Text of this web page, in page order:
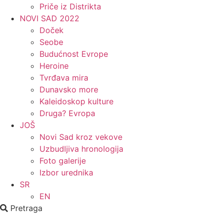
Priče iz Distrikta
NOVI SAD 2022
Doček
Seobe
Budućnost Evrope
Heroine
Tvrđava mira
Dunavsko more
Kaleidoskop kulture
Druga? Evropa
JOŠ
Novi Sad kroz vekove
Uzbudljiva hronologija
Foto galerije
Izbor urednika
SR
EN
Pretraga